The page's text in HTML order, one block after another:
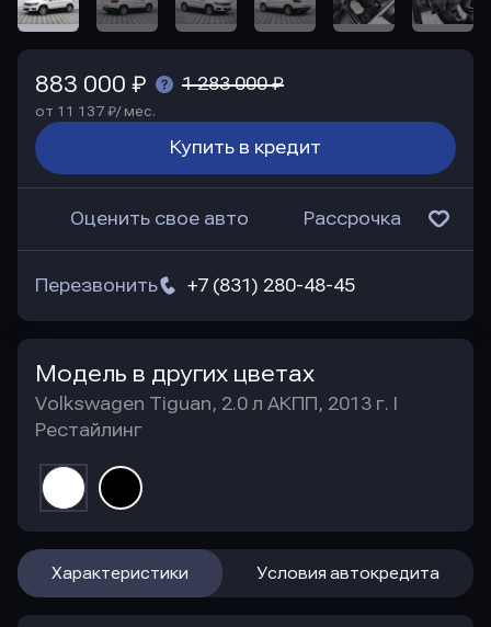
883 000 ₽ 1 283 000 ₽
от 11 137 ₽/ мес.
Купить в кредит
Оценить свое авто Рассрочка
+7 (831) 280-48-45
Перезвонить
Модель в других цветах
Volkswagen Tiguan, 2.0 л АКПП, 2013 г. I
Рестайлинг
Характеристики Условия автокредита